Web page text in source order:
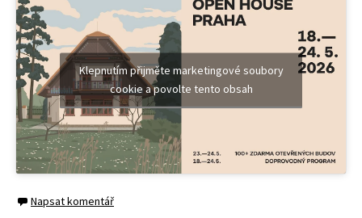
Klepnutím přijměte marketingové soubory
cookie a povolte tento obsah
Napsat komentář